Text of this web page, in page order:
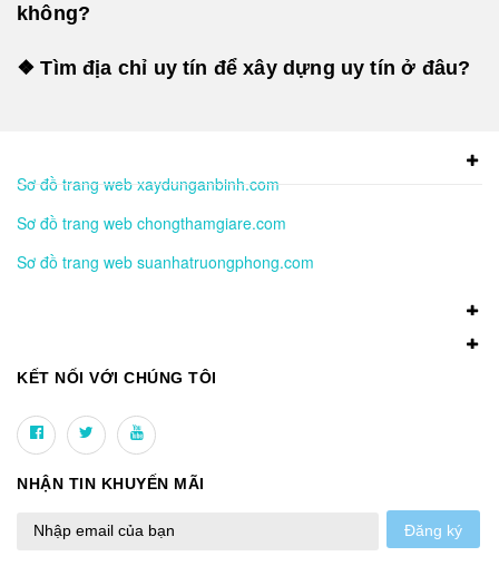
không?
❖ Tìm địa chỉ uy tín để xây dựng uy tín ở đâu?
Sơ đồ trang web xaydunganbinh.com
Sơ đồ trang web chongthamgiare.com
Sơ đồ trang web suanhatruongphong.com
KẾT NỐI VỚI CHÚNG TÔI
NHẬN TIN KHUYẾN MÃI
Đăng ký